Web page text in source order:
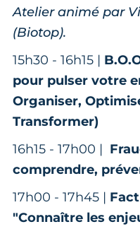
Atelier animé par
(Biotop).
15h30 - 16h15 |
pour pulser votre
Organiser,
Transformer)
16h15 - 17h00 |
comprendre,
17h00 - 17h45 |
"Connaître les